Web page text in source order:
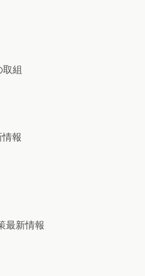
取組
報
最新情報